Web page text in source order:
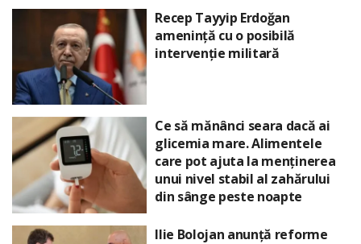
Recep Tayyip Erdoğan
amenință cu o posibilă
intervenție militară
Ce să mănânci seara dacă ai
glicemia mare. Alimentele
care pot ajuta la menținerea
unui nivel stabil al zahărului
din sânge peste noapte
Ilie Bolojan anunță reforme